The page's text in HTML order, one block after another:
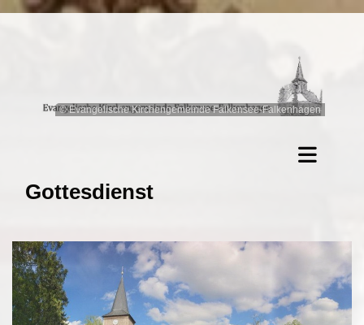
© Evangelische Kirchengemeinde Falkensee-Falkenhagen
Gottesdienst